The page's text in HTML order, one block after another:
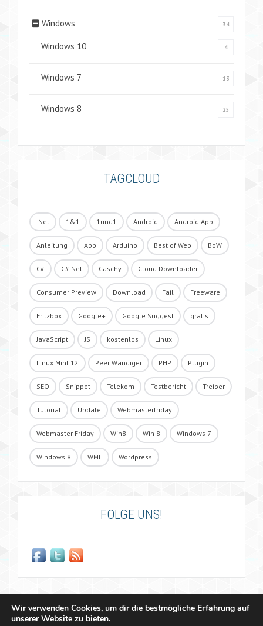
Windows 34
Windows 10 4
Windows 7 13
Windows 8 25
TAGCLOUD
.Net 1&1 1und1 Android Android App
Anleitung App Arduino Best of Web BoW
C# C#.Net Caschy Cloud Downloader
Consumer Preview Download Fail Freeware
Fritzbox Google+ Google Suggest gratis
JavaScript JS kostenlos Linux
Linux Mint 12 Peer Wandiger PHP Plugin
SEO Snippet Telekom Testbericht Treiber
Tutorial Update Webmasterfriday
Webmaster Friday Win8 Win 8 Windows 7
Windows 8 WMF Wordpress
FOLGE UNS!
Wir verwenden Cookies, um dir die bestmögliche Erfahrung auf
unserer Website zu bieten.